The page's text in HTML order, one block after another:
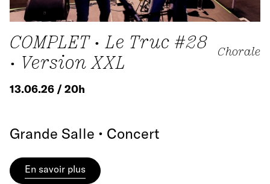
COMPLET • Le Truc #28
• Version XXL
Chorale
13.06.26 / 20h
Grande Salle • Concert
En savoir plus